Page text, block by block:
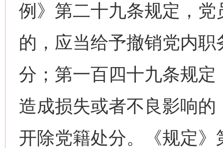
例》第二十九条规定，
的，应当给予撤销党内
分；第一百四十九条规
造成损失或者不良影响
开除党籍处分。《规定